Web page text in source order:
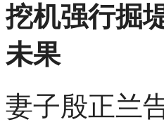
挖机强行掘
未果
妻子殷正兰